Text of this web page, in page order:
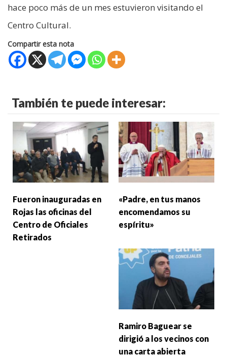
hace poco más de un mes estuvieron visitando el
Centro Cultural.
Compartir esta nota
También te puede interesar:
Fueron inauguradas en
Rojas las oficinas del
Centro de Oficiales
Retirados
«Padre, en tus manos
encomendamos su
espíritu»
Ramiro Baguear se
dirigió a los vecinos con
una carta abierta